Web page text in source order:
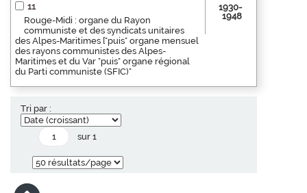
11
Rouge-Midi : organe du Rayon
communiste et des syndicats unitaires
des Alpes-Maritimes ["puis" organe mensuel
des rayons communistes des Alpes-
Maritimes et du Var "puis" organe régional
du Parti communiste (SFIC)"
1930-
1948
Tri par :
sur 1